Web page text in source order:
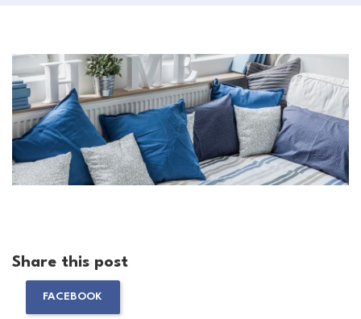
Share this post
FACEBOOK